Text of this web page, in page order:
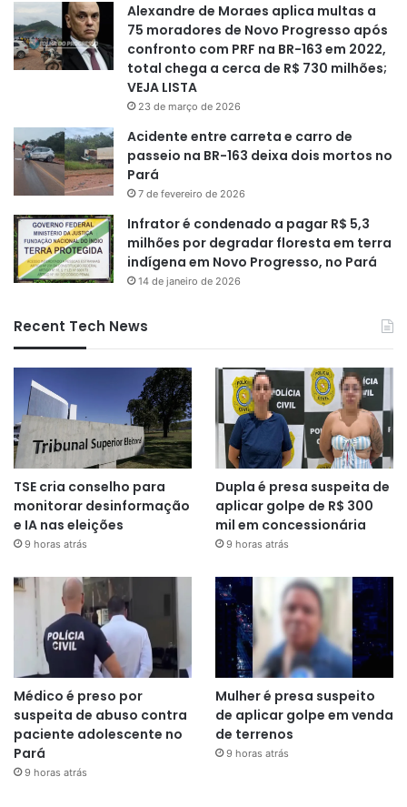
Alexandre de Moraes aplica multas a
75 moradores de Novo Progresso após
confronto com PRF na BR-163 em 2022,
total chega a cerca de R$ 730 milhões;
VEJA LISTA
23 de março de 2026
Acidente entre carreta e carro de
passeio na BR-163 deixa dois mortos no
Pará
7 de fevereiro de 2026
Infrator é condenado a pagar R$ 5,3
milhões por degradar floresta em terra
indígena em Novo Progresso, no Pará
14 de janeiro de 2026
Recent Tech News
TSE cria conselho para
monitorar desinformação
e IA nas eleições
9 horas atrás
Dupla é presa suspeita de
aplicar golpe de R$ 300
mil em concessionária
9 horas atrás
Médico é preso por
suspeita de abuso contra
paciente adolescente no
Pará
9 horas atrás
Mulher é presa suspeito
de aplicar golpe em venda
de terrenos
9 horas atrás